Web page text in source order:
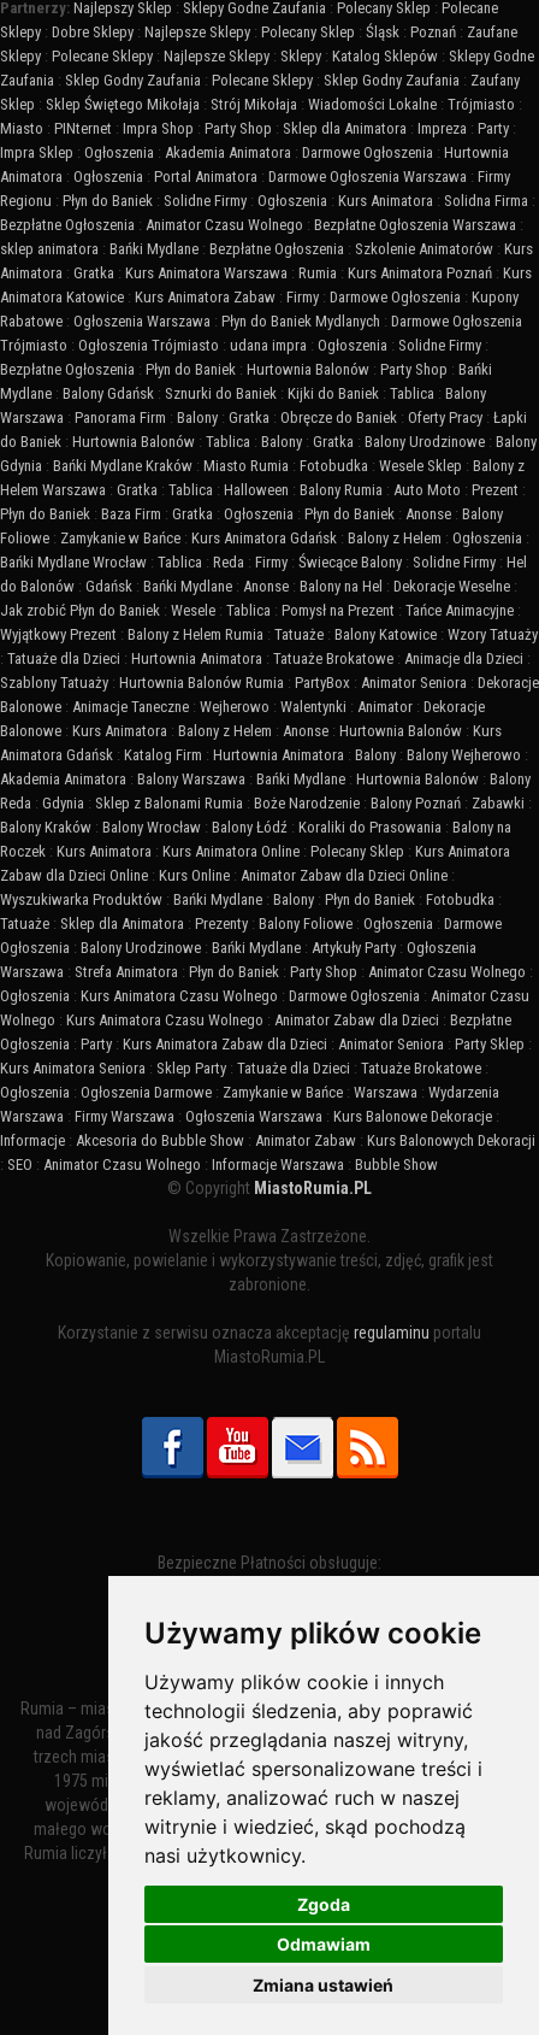
Używamy plików cookie
Używamy plików cookie i innych
technologii śledzenia, aby poprawić
jakość przeglądania naszej witryny,
wyświetlać spersonalizowane treści i
reklamy, analizować ruch w naszej
witrynie i wiedzieć, skąd pochodzą
nasi użytkownicy.
Zgoda
Odmawiam
Zmiana ustawień
Partnerzy: Najlepszy Sklep : Sklepy Godne Zaufania : Polecany Sklep : Polecane
Sklepy : Dobre Sklepy : Najlepsze Sklepy : Polecany Sklep : Śląsk : Poznań : Zaufane
Sklepy : Polecane Sklepy : Najlepsze Sklepy : Sklepy : Katalog Sklepów : Sklepy Godne
Zaufania : Sklep Godny Zaufania : Polecane Sklepy : Sklep Godny Zaufania : Zaufany
Sklep : Sklep Świętego Mikołaja : Strój Mikołaja : Wiadomości Lokalne : Trójmiasto :
Miasto : PINternet : Impra Shop : Party Shop : Sklep dla Animatora : Impreza : Party :
Impra Sklep : Ogłoszenia : Akademia Animatora : Darmowe Ogłoszenia : Hurtownia
Animatora : Ogłoszenia : Portal Animatora : Darmowe Ogłoszenia Warszawa : Firmy
Regionu : Płyn do Baniek : Solidne Firmy : Ogłoszenia : Kurs Animatora : Solidna Firma :
Bezpłatne Ogłoszenia : Animator Czasu Wolnego : Bezpłatne Ogłoszenia Warszawa :
sklep animatora : Bańki Mydlane : Bezpłatne Ogłoszenia : Szkolenie Animatorów : Kurs
Animatora : Gratka : Kurs Animatora Warszawa : Rumia : Kurs Animatora Poznań : Kurs
Animatora Katowice : Kurs Animatora Zabaw : Firmy : Darmowe Ogłoszenia : Kupony
Rabatowe : Ogłoszenia Warszawa : Płyn do Baniek Mydlanych : Darmowe Ogłoszenia
Trójmiasto : Ogłoszenia Trójmiasto : udana impra : Ogłoszenia : Solidne Firmy :
Bezpłatne Ogłoszenia : Płyn do Baniek : Hurtownia Balonów : Party Shop : Bańki
Mydlane : Balony Gdańsk : Sznurki do Baniek : Kijki do Baniek : Tablica : Balony
Warszawa : Panorama Firm : Balony : Gratka : Obręcze do Baniek : Oferty Pracy : Łapki
do Baniek : Hurtownia Balonów : Tablica : Balony : Gratka : Balony Urodzinowe : Balony
Gdynia : Bańki Mydlane Kraków : Miasto Rumia : Fotobudka : Wesele Sklep : Balony z
Helem Warszawa : Gratka : Tablica : Halloween : Balony Rumia : Auto Moto : Prezent :
Płyn do Baniek : Baza Firm : Gratka : Ogłoszenia : Płyn do Baniek : Anonse : Balony
Foliowe : Zamykanie w Bańce : Kurs Animatora Gdańsk : Balony z Helem : Ogłoszenia :
Bańki Mydlane Wrocław : Tablica : Reda : Firmy : Świecące Balony : Solidne Firmy : Hel
do Balonów : Gdańsk : Bańki Mydlane : Anonse : Balony na Hel : Dekoracje Weselne :
Jak zrobić Płyn do Baniek : Wesele : Tablica : Pomysł na Prezent : Tańce Animacyjne :
Wyjątkowy Prezent : Balony z Helem Rumia : Tatuaże : Balony Katowice : Wzory Tatuaży
: Tatuaże dla Dzieci : Hurtownia Animatora : Tatuaże Brokatowe : Animacje dla Dzieci :
Szablony Tatuaży : Hurtownia Balonów Rumia : PartyBox : Animator Seniora : Dekoracje
Balonowe : Animacje Taneczne : Wejherowo : Walentynki : Animator : Dekoracje
Balonowe : Kurs Animatora : Balony z Helem : Anonse : Hurtownia Balonów : Kurs
Animatora Gdańsk : Katalog Firm : Hurtownia Animatora : Balony : Balony Wejherowo :
Akademia Animatora : Balony Warszawa : Bańki Mydlane : Hurtownia Balonów : Balony
Reda : Gdynia : Sklep z Balonami Rumia : Boże Narodzenie : Balony Poznań : Zabawki :
Balony Kraków : Balony Wrocław : Balony Łódź : Koraliki do Prasowania : Balony na
Roczek : Kurs Animatora : Kurs Animatora Online : Polecany Sklep : Kurs Animatora
Zabaw dla Dzieci Online : Kurs Online : Animator Zabaw dla Dzieci Online :
Wyszukiwarka Produktów : Bańki Mydlane : Balony : Płyn do Baniek : Fotobudka :
Tatuaże : Sklep dla Animatora : Prezenty : Balony Foliowe : Ogłoszenia : Darmowe
Ogłoszenia : Balony Urodzinowe : Bańki Mydlane : Artykuły Party : Ogłoszenia
Warszawa : Strefa Animatora : Płyn do Baniek : Party Shop : Animator Czasu Wolnego :
Ogłoszenia : Kurs Animatora Czasu Wolnego : Darmowe Ogłoszenia : Animator Czasu
Wolnego : Kurs Animatora Czasu Wolnego : Animator Zabaw dla Dzieci : Bezpłatne
Ogłoszenia : Party : Kurs Animatora Zabaw dla Dzieci : Animator Seniora : Party Sklep :
Kurs Animatora Seniora : Sklep Party : Tatuaże dla Dzieci : Tatuaże Brokatowe :
Ogłoszenia : Ogłoszenia Darmowe : Zamykanie w Bańce : Warszawa : Wydarzenia
Warszawa : Firmy Warszawa : Ogłoszenia Warszawa : Kurs Balonowe Dekoracje :
Informacje : Akcesoria do Bubble Show : Animator Zabaw : Kurs Balonowych Dekoracji
: SEO : Animator Czasu Wolnego : Informacje Warszawa : Bubble Show
© Copyright MiastoRumia.PL
Wszelkie Prawa Zastrzeżone.
Kopiowanie, powielanie i wykorzystywanie treści, zdjęć, grafik jest
zabronione.
Korzystanie z serwisu oznacza akceptację regulaminu portalu
MiastoRumia.PL
Bezpieczne Płatności obsługuje:
Rumia – miasto w województwie pomorskim, w powiecie wejherowskim
nad Zagórską Strugą. Z miastami Wejherowem i Redą tworzy zespół
trzech miast zwany Małym Trójmiastem Kaszubskim. W latach 1945–
1975 miasto administracyjnie należało do tak zwanego dużego
województwa gdańskiego, a w latach 1975–1998 do tak zwanego
małego województwa gdańskiego. Według danych z 1 stycznia 2018
Rumia liczyła 48 632 mieszkańców. Jest największym polskim miastem